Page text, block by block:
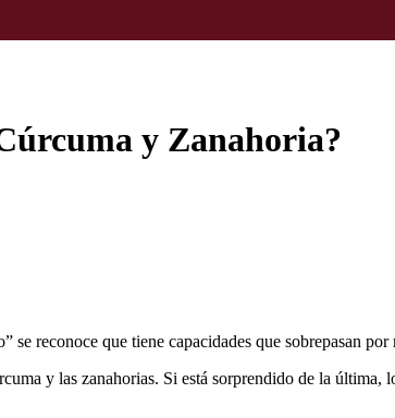
y Zanahoria?
reconoce que tiene capacidades que sobrepasan
y las zanahorias. Si está sorprendido de la última,